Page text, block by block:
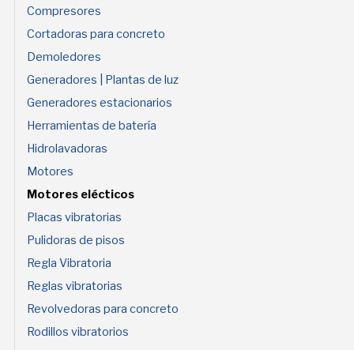
Compresores
Cortadoras para concreto
Demoledores
Generadores | Plantas de luz
Generadores estacionarios
Herramientas de batería
Hidrolavadoras
Motores
Motores elécticos
Placas vibratorias
Pulidoras de pisos
Regla Vibratoria
Reglas vibratorias
Revolvedoras para concreto
Rodillos vibratorios